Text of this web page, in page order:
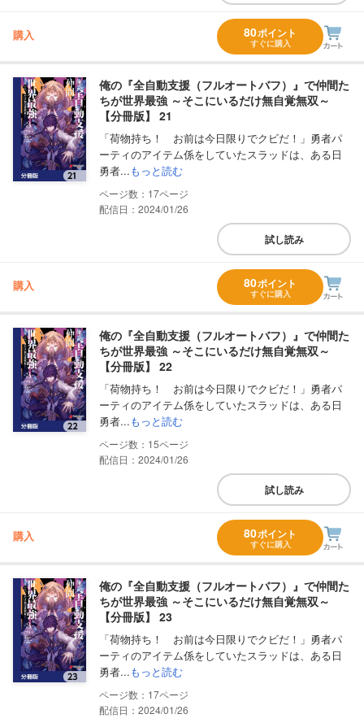
購入 80ポイント
すぐに購入
俺の『全自動支援（フルオートバフ）』で仲間た
ちが世界最強 ～そこにいるだけ無自覚無双～
【分冊版】 21
「荷物持ち！ お前は今日限りでクビだ！」勇者パ
ーティのアイテム係をしていたスラッドは、ある日
勇者...もっと読む
17
配信日：2024/01/26
試し読み
購入 80ポイント
すぐに購入
俺の『全自動支援（フルオートバフ）』で仲間た
ちが世界最強 ～そこにいるだけ無自覚無双～
【分冊版】 22
「荷物持ち！ お前は今日限りでクビだ！」勇者パ
ーティのアイテム係をしていたスラッドは、ある日
勇者...もっと読む
15
配信日：2024/01/26
試し読み
購入 80ポイント
すぐに購入
俺の『全自動支援（フルオートバフ）』で仲間た
ちが世界最強 ～そこにいるだけ無自覚無双～
【分冊版】 23
「荷物持ち！ お前は今日限りでクビだ！」勇者パ
ーティのアイテム係をしていたスラッドは、ある日
勇者...もっと読む
17
配信日：2024/01/26